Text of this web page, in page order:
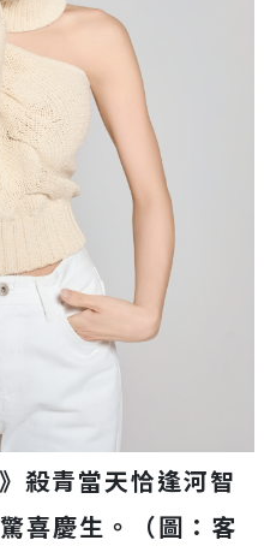
殺青當天恰逢河智
喜慶生。（圖：客